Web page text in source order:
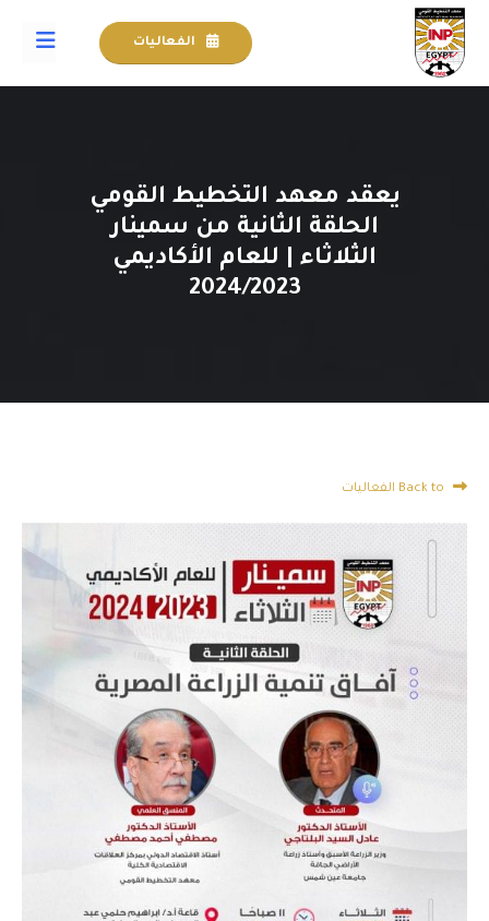
الفعاليات
يعقد معهد التخطيط القومي
الحلقة الثانية من سمينار
الثلاثاء | للعام الأكاديمي
2024/2023